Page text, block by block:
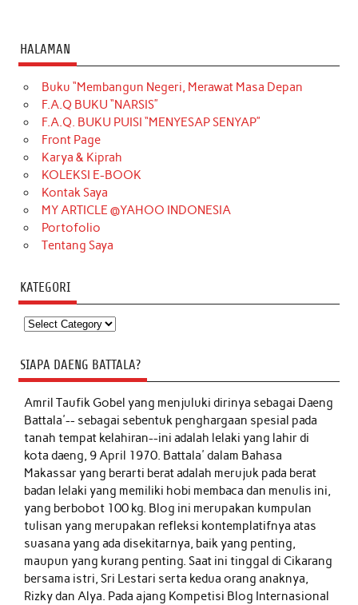
HALAMAN
Buku “Membangun Negeri, Merawat Masa Depan
F.A.Q BUKU “NARSIS”
F.A.Q. BUKU PUISI “MENYESAP SENYAP”
Front Page
Karya & Kiprah
KOLEKSI E-BOOK
Kontak Saya
MY ARTICLE @YAHOO INDONESIA
Portofolio
Tentang Saya
KATEGORI
Kategori
SIAPA DAENG BATTALA?
Amril Taufik Gobelyang menjuluki dirinya sebagai Daeng
Battala'-- sebagai sebentuk penghargaan spesial pada
tanah tempat kelahiran--ini adalah lelaki yang lahir di
kota daeng, 9 April 1970. Battala' dalam Bahasa
Makassar yang berarti berat adalah merujuk pada berat
badan lelaki yang memiliki hobi membaca dan menulis ini,
yang berbobot 100 kg. Blog ini merupakan kumpulan
tulisan yang merupakan refleksi kontemplatifnya atas
suasana yang ada disekitarnya, baik yang penting,
maupun yang kurang penting. Saat ini tinggal di Cikarang
bersama istri, Sri Lestari serta kedua orang anaknya,
Rizky dan Alya. Pada ajang Kompetisi Blog Internasional